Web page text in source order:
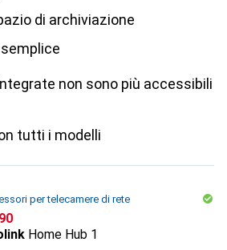
di archiviazione
non sono più accessibili
tutti i modelli
per telecamere di rete
Home Hub 1